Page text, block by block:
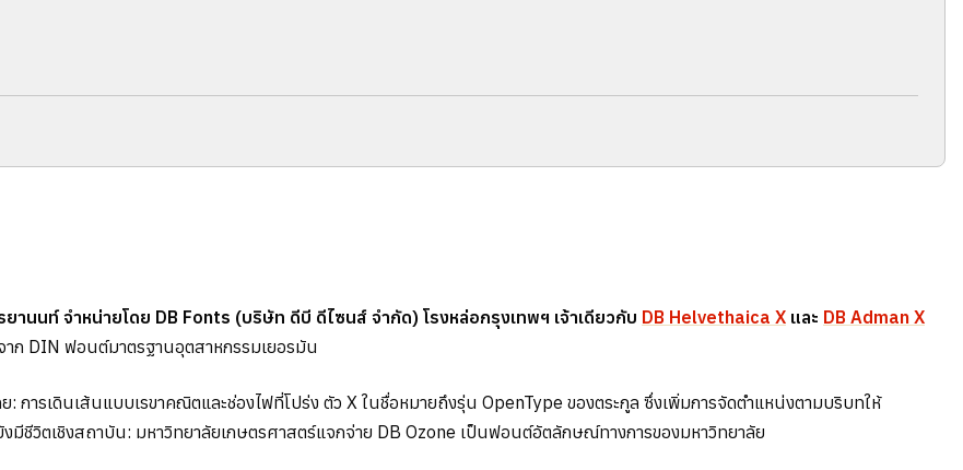
นนท์ จำหน่ายโดย DB Fonts (บริษัท ดีบี ดีไซนส์ จำกัด) โรงหล่อกรุงเทพฯ เจ้าเดียวกับ DB Helvethaica X และ DB Adman X
ก DIN ฟอนต์มาตรฐานอุตสาหกรรมเยอรมัน
: การเดินเส้นแบบเรขาคณิตและช่องไฟที่โปร่ง ตัว X ในชื่อหมายถึงรุ่น OpenType ของตระกูล ซึ่งเพิ่มการจัดตำแหน่งตามบริบทให้
วิตเชิงสถาบัน: มหาวิทยาลัยเกษตรศาสตร์แจกจ่าย DB Ozone เป็นฟอนต์อัตลักษณ์ทางการของมหาวิทยาลัย